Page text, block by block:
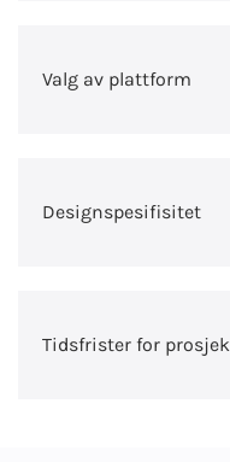
Valg av plattform
Designspesifisitet
Tidsfrister for